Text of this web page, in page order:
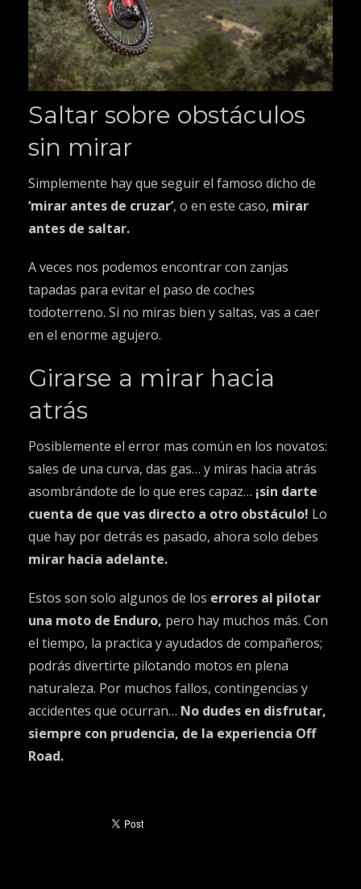
Saltar sobre obstáculos
sin mirar
Simplemente hay que seguir el famoso dicho de
‘mirar antes de cruzar’, o en este caso, mirar
antes de saltar.
A veces nos podemos encontrar con zanjas
tapadas para evitar el paso de coches
todoterreno. Si no miras bien y saltas, vas a caer
en el enorme agujero.
Girarse a mirar hacia
atrás
Posiblemente el error mas común en los novatos:
sales de una curva, das gas… y miras hacia atrás
asombrándote de lo que eres capaz… ¡sin darte
cuenta de que vas directo a otro obstáculo! Lo
que hay por detrás es pasado, ahora solo debes
mirar hacia adelante.
Estos son solo algunos de los errores al pilotar
una moto de Enduro, pero hay muchos más. Con
el tiempo, la practica y ayudados de compañeros;
podrás divertirte pilotando motos en plena
naturaleza. Por muchos fallos, contingencias y
accidentes que ocurran… No dudes en disfrutar,
siempre con prudencia, de la experiencia Off
Road.